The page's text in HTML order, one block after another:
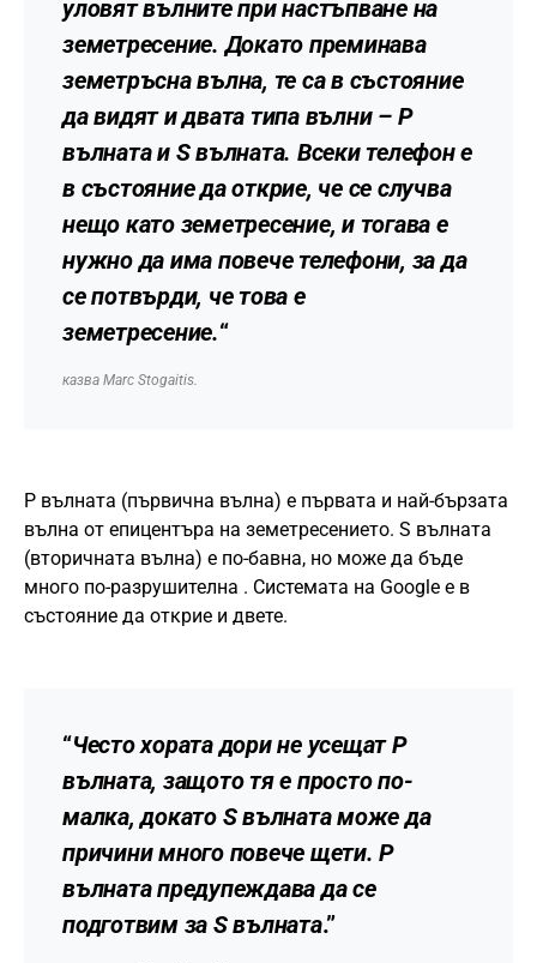
уловят вълните при настъпване на
земетресение. Докато преминава
земетръсна вълна, те са в състояние
да видят и двата типа вълни – P
вълната и S вълната. Всеки телефон е
в състояние да открие, че се случва
нещо като земетресение, и тогава е
нужно да има повече телефони, за да
се потвърди, че това е
земетресение.“
казва Marc Stogaitis.
P вълната (първична вълна) е първата и най-бързата
вълна от епицентъра на земетресението. S вълната
(вторичната вълна) е по-бавна, но може да бъде
много по-разрушителна . Системата на Google е в
състояние да открие и двете.
“Често хората дори не усещат P
вълната, защото тя е просто по-
малка, докато S вълната може да
причини много повече щети. P
вълната предупеждава да се
подготвим за S вълната.”